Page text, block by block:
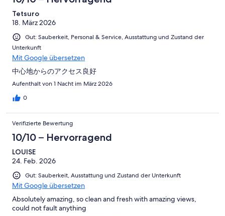
Tetsuro
18. März 2026
Gut: Sauberkeit, Personal & Service, Ausstattung und Zustand der
Unterkunft
Mit Google übersetzen
中心地からのアクセス良好
Aufenthalt von 1 Nacht im März 2026
0
Verifizierte Bewertung
10/10 – Hervorragend
LOUISE
24. Feb. 2026
Gut: Sauberkeit, Ausstattung und Zustand der Unterkunft
Mit Google übersetzen
Absolutely amazing, so clean and fresh with amazing views,
could not fault anything